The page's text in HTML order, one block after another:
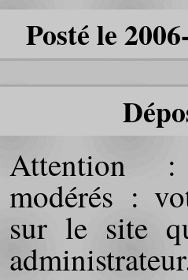
Posté le
Attention :
modérés :
sur le site